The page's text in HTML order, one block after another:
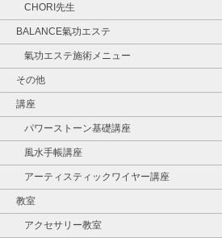
CHORI先生
BALANCE氣功エステ
氣功エステ施術メニュー
その他
講座
パワーストーン基礎講座
風水手帳講座
アーティスティックワイヤー講座
教室
アクセサリー教室